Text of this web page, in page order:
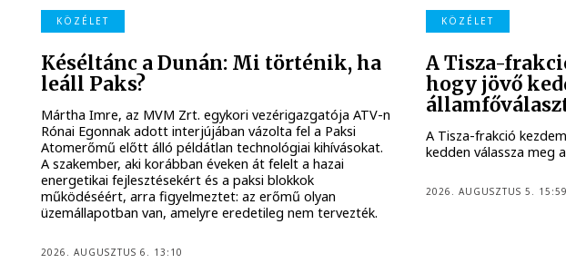
KÖZÉLET
Késéltánc a Dunán: Mi történik, ha
leáll Paks?
Mártha Imre, az MVM Zrt. egykori vezérigazgatója ATV-n
Rónai Egonnak adott interjújában vázolta fel a Paksi
Atomerőmű előtt álló példátlan technológiai kihívásokat.
A szakember, aki korábban éveken át felelt a hazai
energetikai fejlesztésekért és a paksi blokkok
működéséért, arra figyelmeztet: az erőmű olyan
üzemállapotban van, amelyre eredetileg nem tervezték.
2026. AUGUSZTUS 6. 13:10
KÖZÉLET
A Tisza-
hogy jövő
A Tisza-frakció
kedden válassza meg
2026. AUGUSZTUS 5. 15:59